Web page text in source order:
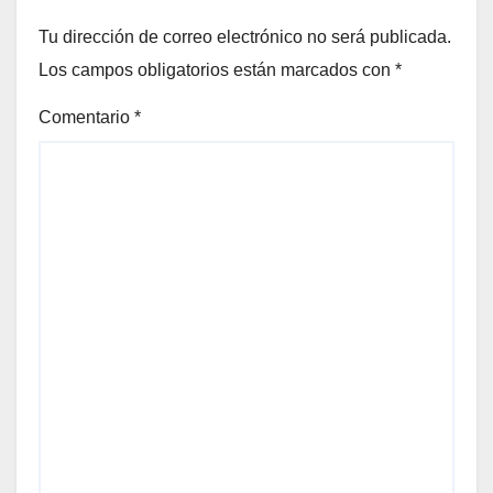
Tu dirección de correo electrónico no será publicada.
Los campos obligatorios están marcados con *
Comentario *